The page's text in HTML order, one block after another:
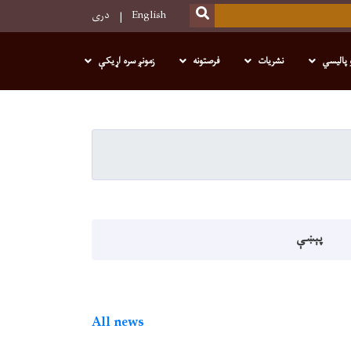
SEARCH
English دری
پالیسي نشریات فرصتونه زمونږ سره اړیکې
پېښې
All news